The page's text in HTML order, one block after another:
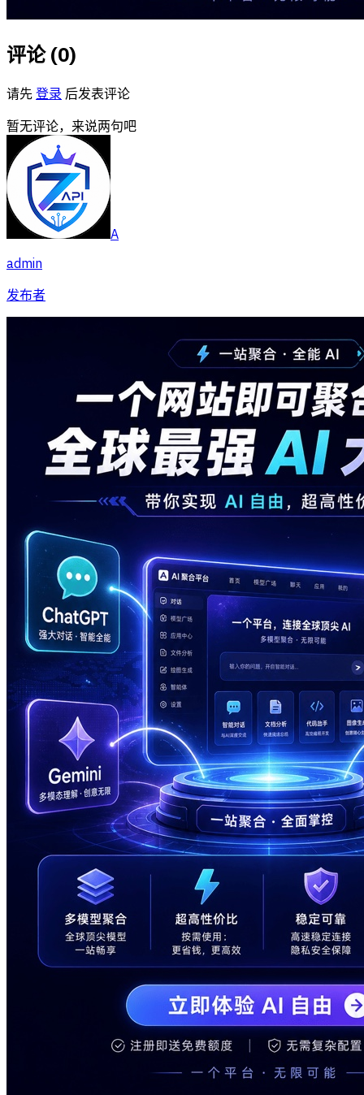
评论 (0)
请先 登录 后发表评论
暂无评论，来说两句吧
A
admin
发布者